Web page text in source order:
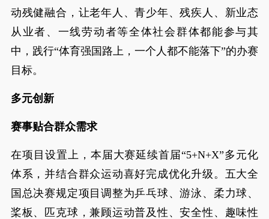
动残健融合，让老年人、青少年、残疾人、新业态
从业者、一线劳动者等全体社会群体都能参与其
中，践行“体育强国路上，一个人都不能落下”的办赛
目标。
多元创新
赛事贴合群众需求
在项目设置上，本届大赛延续首届“5+N+X”多元化
体系，并结合群众运动喜好完成优化升级。五大全
国总决赛规定项目调整为乒乓球、游泳、柔力球、
桨板、匹克球，兼顾运动普及性、安全性、趣味性